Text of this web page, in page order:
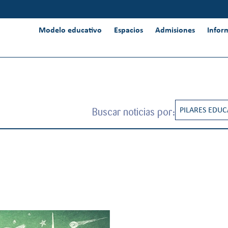
Modelo educativo Espacios Admisiones
Buscar noticias por: PILARES
CREATIVIDAD